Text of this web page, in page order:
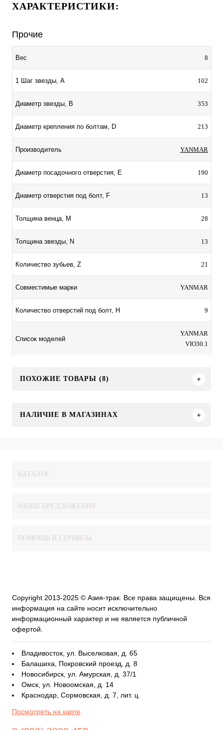
ХАРАКТЕРИСТИКИ:
Прочие
Вес 8
1 Шаг звезды, А 102
Диаметр звезды, B 353
Диаметр крепления по болтам, D 213
Производитель YANMAR
Диаметр посадочного отверстия, E 190
Диаметр отверстия под болт, F 13
Толщина венца, M 28
Толщина звезды, N 13
Количество зубьев, Z 21
Совместимые марки YANMAR
Количество отверстий под болт, H 9
Список моделей
YANMAR
VIO30.1
ПОХОЖИЕ ТОВАРЫ (8)
НАЛИЧИЕ В МАГАЗИНАХ
КАТАЛОГ
НАШИ ПРЕДЛОЖЕНИЯ
ПОМОЩЬ И СЕРВИСЫ
Copyright 2013-2025 © Азия-трак. Все права защищены. Вся
информация на сайте носит исключительно
информационный характер и не является публичной
офертой.
Владивосток, ул. Выселковая, д. 65
Балашиха, Покровский проезд, д. 8
Новосибирск, ул. Амурская, д. 37/1
Омск, ул. Новоомская, д. 14
Краснодар, Сормовская, д. 7, лит. ц
Посмотреть на карте